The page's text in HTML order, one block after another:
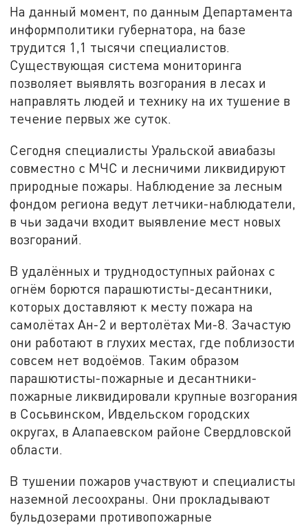
На данный момент, по данным Департамента
информполитики губернатора, на базе
трудится 1,1 тысячи специалистов.
Существующая система мониторинга
позволяет выявлять возгорания в лесах и
направлять людей и технику на их тушение в
течение первых же суток.
Сегодня специалисты Уральской авиабазы
совместно с МЧС и лесничими ликвидируют
природные пожары. Наблюдение за лесным
фондом региона ведут летчики-наблюдатели,
в чьи задачи входит выявление мест новых
возгораний.
В удалённых и труднодоступных районах с
огнём борются парашютисты-десантники,
которых доставляют к месту пожара на
самолётах Ан-2 и вертолётах Ми-8. Зачастую
они работают в глухих местах, где поблизости
совсем нет водоёмов. Таким образом
парашютисты-пожарные и десантники-
пожарные ликвидировали крупные возгорания
в Сосьвинском, Ивдельском городских
округах, в Алапаевском районе Свердловской
области.
В тушении пожаров участвуют и специалисты
наземной лесоохраны. Они прокладывают
бульдозерами противопожарные